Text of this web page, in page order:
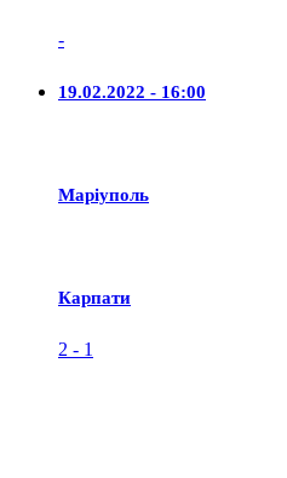
-
19.02.2022 - 16:00
Маріуполь
Карпати
2 - 1